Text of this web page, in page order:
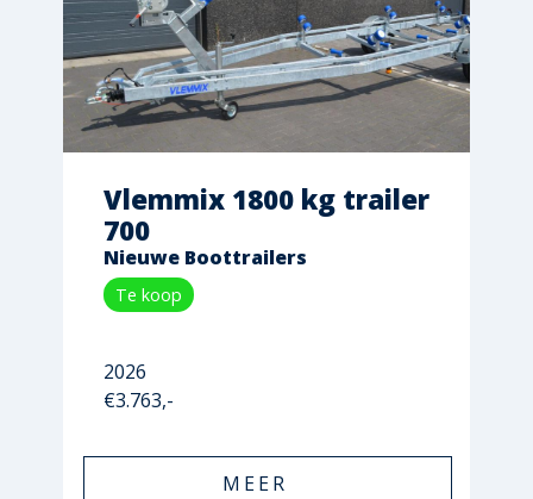
Vlemmix 1800 kg trailer
700
Nieuwe Boottrailers
Te koop
2026
€3.763,-
MEER